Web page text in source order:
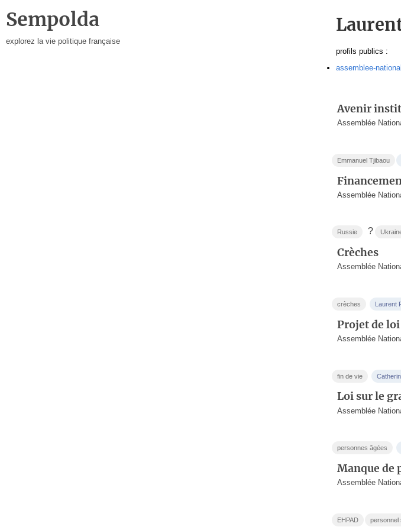
Sempolda
explorez la vie politique française
profils publics :
assemblee-
Avenir
Assemblée
Emmanuel Tjibaou
Assemblée
Russie ?
Crèches
Assemblée
crèches Laurent
Projet de
Assemblée
fin de vie
Loi sur le
Assemblée
personnes âgées
Manque de
Assemblée
EHPAD personnel